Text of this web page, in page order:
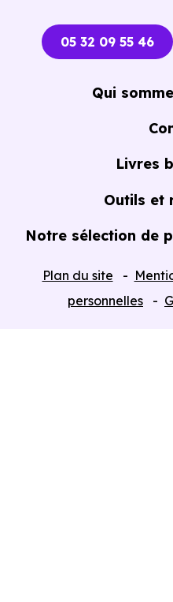
05 32 09 55 46
Qui
A
Livres
Guide de l'Achat
Outils et
Notre sélection de
Plan du site
personnelles